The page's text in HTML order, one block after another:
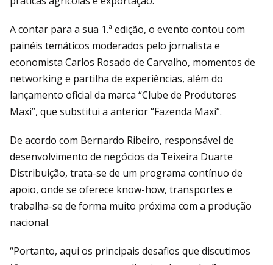
A contar para a sua 1.ª edição, o evento contou com
painéis temáticos moderados pelo jornalista e
economista Carlos Rosado de Carvalho, momentos de
networking e partilha de experiências, além do
lançamento oficial da marca “Clube de Produtores
Maxi”, que substitui a anterior “Fazenda Maxi”.
De acordo com Bernardo Ribeiro, responsável de
desenvolvimento de negócios da Teixeira Duarte
Distribuição, trata-se de um programa contínuo de
apoio, onde se oferece know-how, transportes e
trabalha-se de forma muito próxima com a produção
nacional.
“Portanto, aqui os principais desafios que discutimos